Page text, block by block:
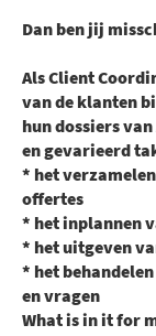
Dan ben jij
Als Client
van de klanten
hun dossiers
en gevarieerd
* het
offertes
* het inplannen
* het uitgeven
* het
en vragen
What is in it for